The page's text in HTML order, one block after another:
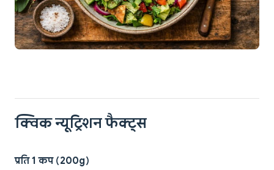
क्विक न्यूट्रिशन फैक्ट्स
प्रति 1 कप (200g)